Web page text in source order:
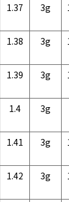
1.37 3g
1.38 3g
1.39 3g
1.4 3g
1.41 3g
1.42 3g